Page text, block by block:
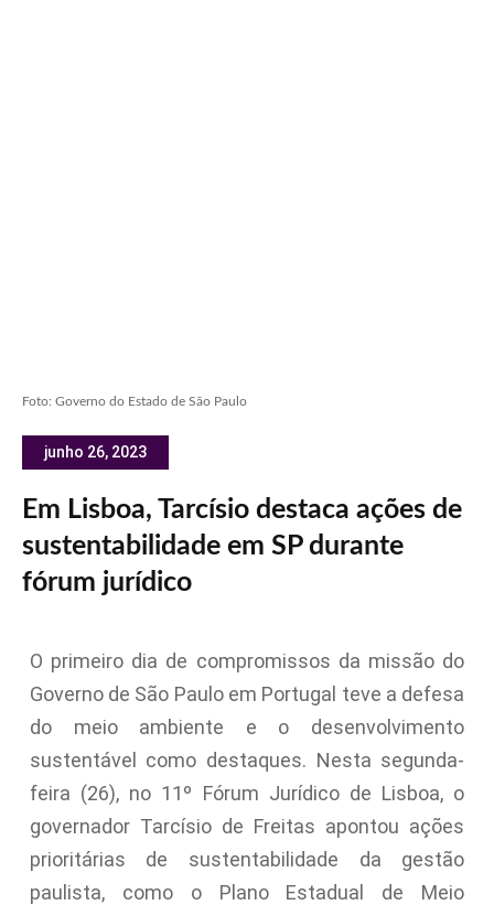
Foto: Governo do Estado de São Paulo
junho 26, 2023
Em Lisboa, Tarcísio destaca ações de
sustentabilidade em SP durante
fórum jurídico
O primeiro dia de compromissos da missão do
Governo de São Paulo em Portugal teve a defesa
do meio ambiente e o desenvolvimento
sustentável como destaques. Nesta segunda-
feira (26), no 11º Fórum Jurídico de Lisboa, o
governador Tarcísio de Freitas apontou ações
prioritárias de sustentabilidade da gestão
paulista, como o Plano Estadual de Meio